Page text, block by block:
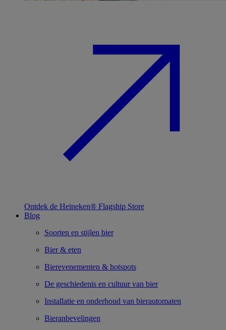
Ontdek de Heineken® Flagship Store
Blog
Soorten en stijlen bier
Bier & eten
Bierevenementen & hotspots
De geschiedenis en cultuur van bier
Installatie en onderhoud van bierautomaten
Bieranbevelingen